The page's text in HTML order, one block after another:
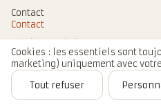
Contact
Contact
Conditions de location
Conditions de location
Mentions légales
Mentions légales
Confidentialité
Accueil
Cookies : les essentiels sont
marketing) uniquement avec
Tout refuser